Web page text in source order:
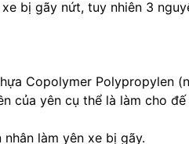
bị gãy nứt, tuy nhiên 3
Copolymer Polypropylen
của yên cụ thể là làm cho